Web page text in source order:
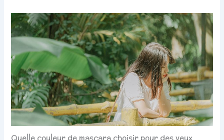
Quelle couleur de mascara choisir pour des yeux